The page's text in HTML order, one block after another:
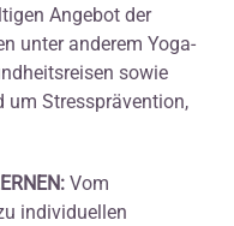
Angebot der
unter anderem Yoga-
sowie
um Stressprävention,
Vom
individuellen